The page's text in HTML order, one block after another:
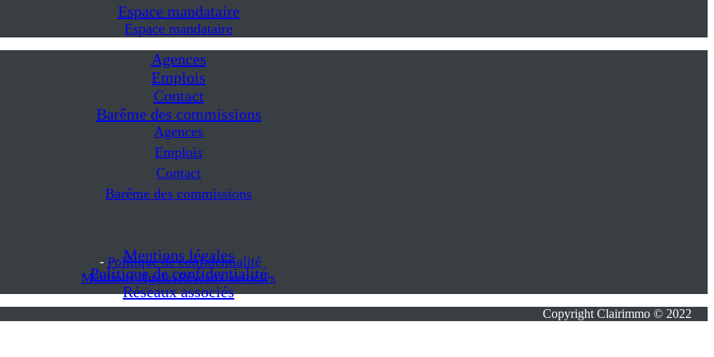
Espace mandataire
Espace mandataire
Agences
Emplois
Contact
Barême des commissions
Agences
Emplois
Contact
Barême des commissions
Mentions légales
Politique de confidentialité
Réseaux associés
- Politique de confidentialité
Mentions légalesRéseaux associés
Copyright Clairimmo © 2022